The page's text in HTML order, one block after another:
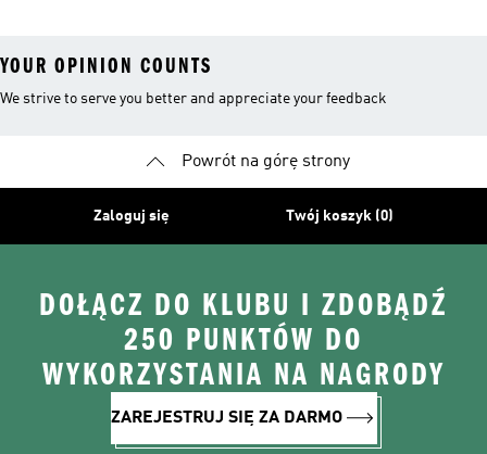
YOUR OPINION COUNTS
We strive to serve you better and appreciate your feedback
Powrót na górę strony
Zaloguj się Twój koszyk (0)
DOŁĄCZ DO KLUBU I ZDOBĄDŹ
250 PUNKTÓW DO
WYKORZYSTANIA NA NAGRODY
ZAREJESTRUJ SIĘ ZA DARMO